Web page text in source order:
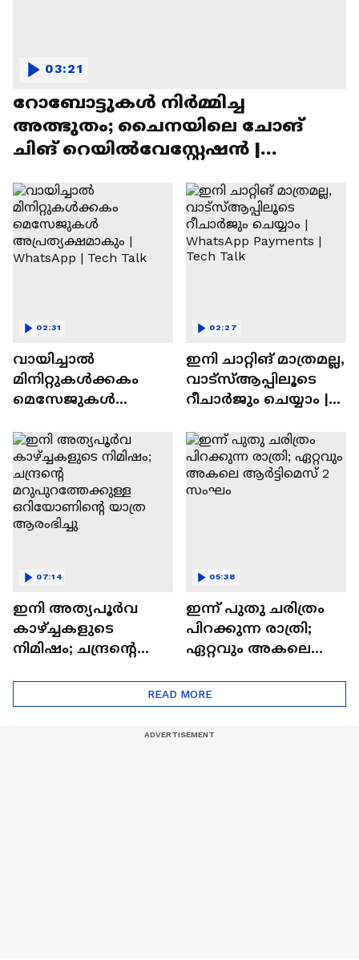
റോബോട്ടുകൾ നിർമ്മിച്ച
അത്ഭുതം; ചൈനയിലെ ചോങ്
ചിങ് റെയിൽവേസ്റ്റേഷൻ |
03:21
വായിച്ചാൽ
മിനിറ്റുകൾക്കകം
മെസേജുകള്‍
WhatsApp | Tech Talk
02:31
ഇനി ചാറ്റിങ് മാത്രമല്ല,
വാട്‌സ്‌ആപ്പിലൂടെ
റീചാർജും ചെയ്യാം |
Tech Talk
02:27
ഇനി അത്യപൂര്‍വ
കാഴ്ച്ചകളുടെ
നിമിഷം; ചന്ദ്രന്റെ
ഒറിയോണിന്റെ യാത്ര
ആരംഭിച്ചു
07:14
ഇന്ന് പുതു ചരിത്രം
പിറക്കുന്ന രാത്രി;
ഏറ്റവും അകലെ
05:38
READ MORE